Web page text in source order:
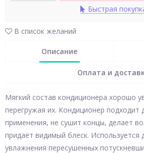
Быстрая
В список желаний
Описание
Оплата и
Мягкий состав кондиционера хорошо
перегружая их. Кондиционер подходит
применения, не сушит концы, делает
придаёт видимый блеск. Используется
увлажнения пересушенных